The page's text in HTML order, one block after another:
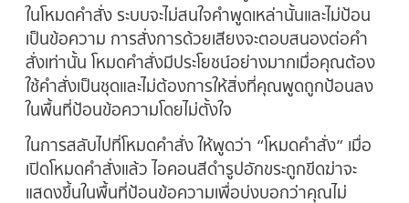
ในโหมดคำสั่ง ระบบจะไม่สนใจคำพูดเหล่านั้นและไม่ป้อน
เป็นข้อความ การสั่งการด้วยเสียงจะตอบสนองต่อคำ
สั่งเท่านั้น โหมดคำสั่งมีประโยชน์อย่างมากเมื่อคุณต้อง
ใช้คำสั่งเป็นชุดและไม่ต้องการให้สิ่งที่คุณพูดถูกป้อนลง
ในพื้นที่ป้อนข้อความโดยไม่ตั้งใจ
ในการสลับไปที่โหมดคำสั่ง ให้พูดว่า “โหมดคำสั่ง” เมื่อ
เปิดโหมดคำสั่งแล้ว ไอคอนสีดำรูปอักขระถูกขีดฆ่าจะ
แสดงขึ้นในพื้นที่ป้อนข้อความเพื่อบ่งบอกว่าคุณไม่